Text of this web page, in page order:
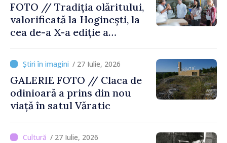
FOTO // Tradiția olăritului,
valorificată la Hoginești, la
cea de-a X-a ediție a
Vasile Gonciari”
/ 27 Iulie, 2026
GALERIE FOTO // Claca de
odinioară a prins din nou
viață în satul Văratic
/ 27 Iulie, 2026